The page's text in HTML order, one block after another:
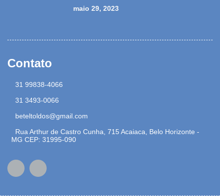
maio 29, 2023
Contato
31 99838-4066
31 3493-0066
beteltoldos@gmail.com
Rua Arthur de Castro Cunha, 715 Acaiaca, Belo Horizonte -
MG CEP: 31995-090